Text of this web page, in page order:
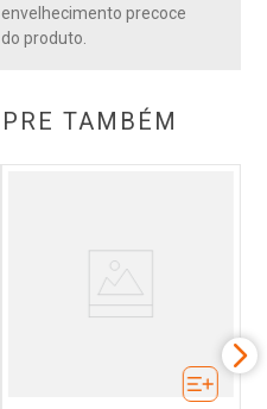
envelhecimento precoce
do produto.
TAMBÉM